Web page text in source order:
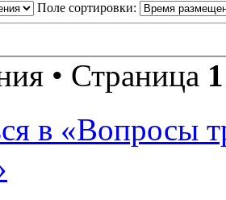
Поле сортировки:
• Страница 1
в «Вопросы